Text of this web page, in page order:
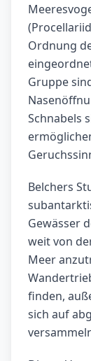
Ordnung
Gruppe
Schnabels
Belchers
Gewässer
weit von
Meer
finden,
sich auf